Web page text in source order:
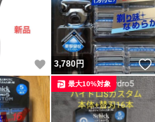
いいね！
3,780円
最大10%対象